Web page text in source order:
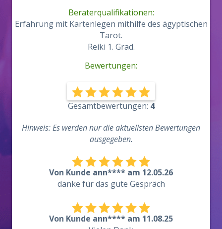
Beraterqualifikationen:
Erfahrung mit Kartenlegen mithilfe des ägyptischen
Tarot.
Reiki 1. Grad.
Bewertungen:
Gesamtbewertungen: 4
Hinweis: Es werden nur die aktuellsten Bewertungen
ausgegeben.
Von Kunde ann**** am 12.05.26
danke für das gute Gespräch
Von Kunde ann**** am 11.08.25